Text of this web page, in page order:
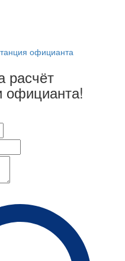
официанта
расчёт
официанта!